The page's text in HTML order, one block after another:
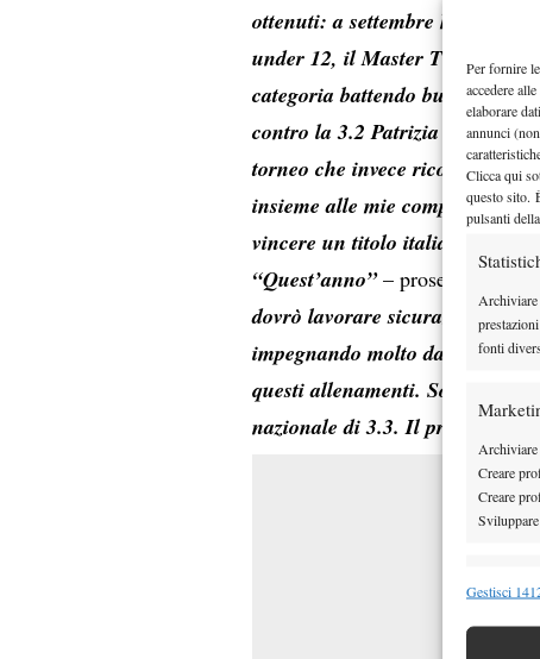
Per fornire
accedere
elaborare
annunci
Clicca qui
questo sito.
pulsanti
fonti
Archiviare
Creare
Creare
Gestisci
ottenuti: a settembre ho vinto i
under 12, il Master TTK under
categoria battendo buone
contro la 3.2 Patrizia Zacchi,
torneo che invece ricordo con
insieme alle mie compagne
vincere un titolo italiano…”
“Quest’anno”– prosegue la
dovrò lavorare sicuramente sul
impegnando molto dal punto di
questi allenamenti. Sono infine
nazionale di 3.3. Il primo